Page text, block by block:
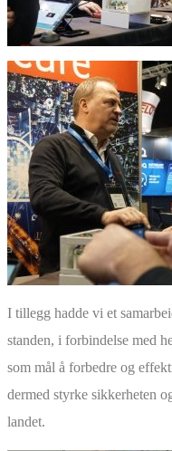
I tillegg hadde vi et
standen, i forbindelse med
som mål å forbedre og
dermed styrke sikkerheten
landet.